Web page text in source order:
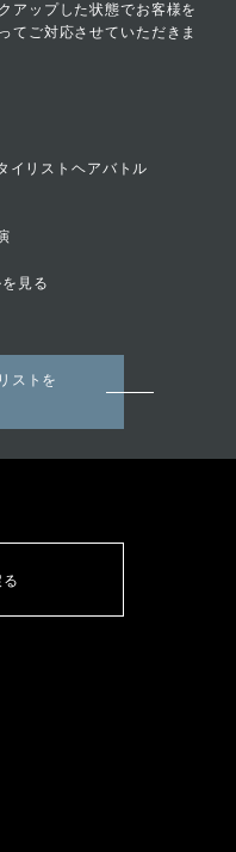
アップした状態でお客様を
てご対応させていただきま
イリストヘアバトル
見る
ストを